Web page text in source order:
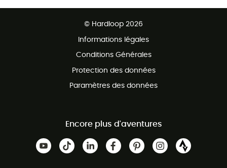
© Hardloop 2026
Informations légales
Conditions Générales
Protection des données
Paramètres des données
Encore plus d'aventures